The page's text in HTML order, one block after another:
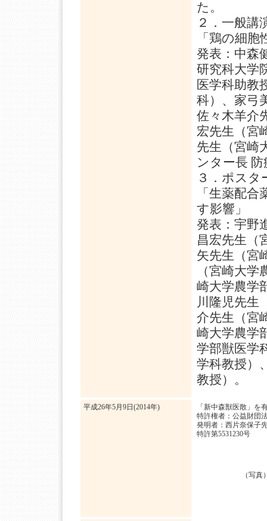
た。
２．一般講
「鶏の細
発表：中森
研究科大学
医学科助教
科）、家弓
佐々木羊介
宏先生（宮
先生（宮崎
ンター長
３．ポスタ
「生薬配
す影響」
発表：宇野
昌宏先生（
矢先生（宮
（宮崎大
崎大学農学
川隆児先生
介先生（宮
崎大学農学
学部獣医学
学科教授）
教授）。
平成26年5月9日(2014年)
「新中森獣医散」を
特許権者：公益財団
発明者：西片奈保子
特許第5531230号
（写